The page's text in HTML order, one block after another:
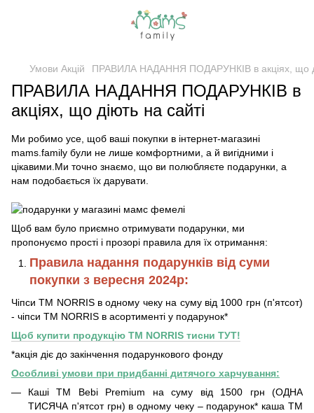
Умови Акцій ПРАВИЛА НАДАННЯ ПОДАРУНКІВ в акціях, що
ПРАВИЛА НАДАННЯ ПОДАРУНКІВ в
акціях, що діють на сайті
Ми робимо усе, щоб ваші покупки в інтернет-магазині
mams.family були не лише комфортними, а й вигідними і
цікавими.Ми точно знаємо, що ви полюбляєте подарунки, а
нам подобається їх дарувати.
Щоб вам було приємно отримувати подарунки, ми
пропонуємо прості і прозорі правила для їх отримання:
Правила надання подарунків від суми
покупки з вересня 2024р:
Чіпси ТМ NORRIS в одному чеку на суму від 1000 грн (п'ятсот)
- чіпси ТМ NORRIS в асортименті у подарунок*
Щоб купити продукцію ТМ NORRIS тисни ТУТ!
*акція діє до закінчення подарункового фонду
Особливі умови при придбанні дитячого харчування:
Каші ТМ Bebi Premium на суму від 1500 грн (ОДНА
ТИСЯЧА п'ятсот грн) в одному чеку – подарунок* каша ТМ